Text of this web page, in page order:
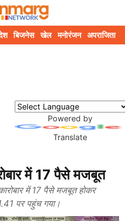
बिजनेस खेल मनोरंजन अपराजिता
Powered by
Translate
में 17 पैसे मजबूत
में 17 पैसे मजबूत होकर
पर पहुंच गया।